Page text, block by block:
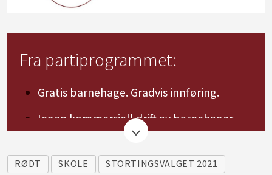
Fra partiprogrammet:
Gratis barnehage. Gradvis innføring.
Ingen kommersiell drift av barnehager.
én ansatt per to barn under tre år og
RØDT SKOLE STORTINGSVALGET 2021